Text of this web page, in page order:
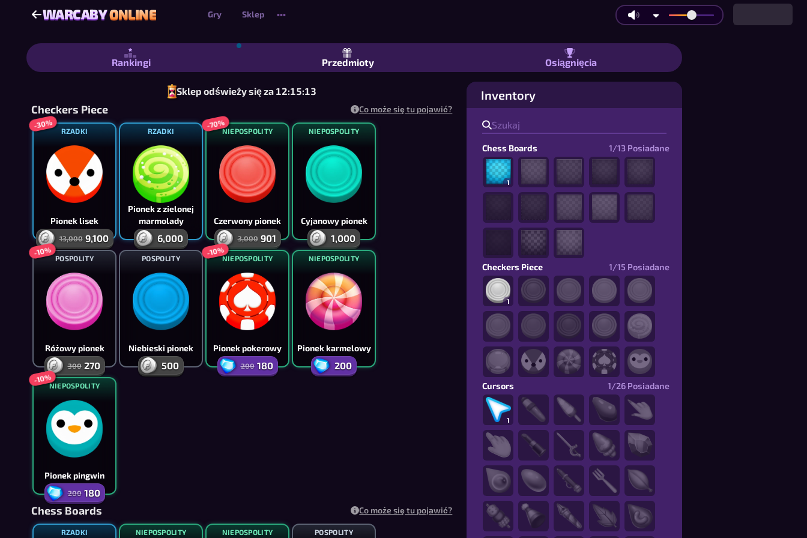
WARCABYONLINE
WARCABYONLINE Gry Sklep •••
Warcaby Online - Darmowe warcaby i draughts dla wielu graczy: zagraj ze znajomymi lub z 7 botami AI |
Rankingi Przedmioty Osiągnięcia
Sklep odświeży się za 12:15:13
Checkers Piece Co może się tu pojawić?
RZADKI
Pionek lisek
13,000 9,100
-30%
RZADKI
Pionek z zielonej
marmolady
6,000
NIEPOSPOLITY
Czerwony pionek
3,000 901
-70%
NIEPOSPOLITY
Cyjanowy pionek
1,000
POSPOLITY
Różowy pionek
300 270
-10%
POSPOLITY
Niebieski pionek
500
NIEPOSPOLITY
Pionek pokerowy
200 180
-10%
NIEPOSPOLITY
Pionek karmelowy
200
NIEPOSPOLITY
Pionek pingwin
200 180
-10%
Chess Boards Co może się tu pojawić?
RZADKI NIEPOSPOLITY NIEPOSPOLITY POSPOLITY
Inventory
Chess Boards 1/13 Posiadane
1
Checkers Piece 1/15 Posiadane
1
Cursors 1/26 Posiadane
1